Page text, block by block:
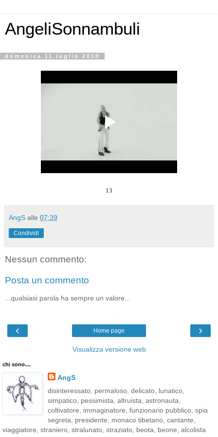
AngeliSonnambuli
domenica 11 luglio 2010
13
AngS alle 07:39
Condividi
Nessun commento:
Posta un commento
...qualsiasi parola ha sempre un valore...
‹ ›
Home page
Visualizza versione web
chi sono....
AngS
disinteressato, permaloso, delicato, lunatico,
simpatico, pessimista, altruista, astronauta,
coltivatore, immaginatore, funzionario pubblico, spia
segreta, presidente, monaco tibetano, cantante,
viaggiatore, straniero, stralunato, straziato, beota, beone, alcolista